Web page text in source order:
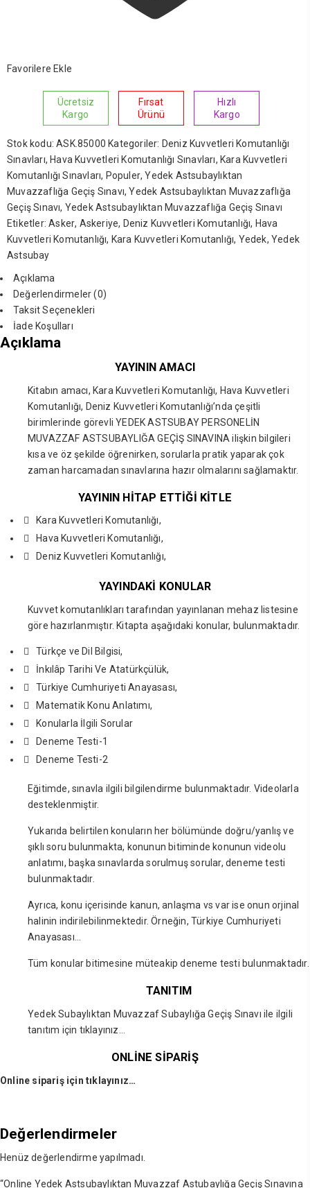
Favorilere Ekle
Ücretsiz
Kargo
Fırsat
Ürünü
Hızlı
Kargo
Stok kodu:ASK.85000 Kategoriler: Deniz Kuvvetleri Komutanlığı
Sınavları, Hava Kuvvetleri Komutanlığı Sınavları, Kara Kuvvetleri
Komutanlığı Sınavları, Populer,Yedek Astsubaylıktan
Muvazzaflığa Geçiş Sınavı,Yedek Astsubaylıktan Muvazzaflığa
Geçiş Sınavı, Yedek Astsubaylıktan Muvazzaflığa Geçiş Sınavı
Etiketler:Asker, Askeriye, Deniz Kuvvetleri Komutanlığı, Hava
Kuvvetleri Komutanlığı, Kara Kuvvetleri Komutanlığı, Yedek,Yedek
Astsubay
Açıklama
Değerlendirmeler (0)
Taksit Seçenekleri
İade Koşulları
Açıklama
YAYININ AMACI
Kitabın amacı, Kara Kuvvetleri Komutanlığı, Hava Kuvvetleri
Komutanlığı, Deniz Kuvvetleri Komutanlığı’nda çeşitli
birimlerinde görevli YEDEK ASTSUBAY PERSONELİN
MUVAZZAF ASTSUBAYLIĞA GEÇİŞ SINAVINA ilişkin bilgileri
kısa ve öz şekilde öğrenirken, sorularla pratik yaparak çok
zaman harcamadan sınavlarına hazır olmalarını sağlamaktır.
YAYININ HİTAP ETTİĞİ KİTLE
Kara Kuvvetleri Komutanlığı,
Hava Kuvvetleri Komutanlığı,
Deniz Kuvvetleri Komutanlığı,
YAYINDAKİ KONULAR
Kuvvet komutanlıkları tarafından yayınlanan mehaz listesine
göre hazırlanmıştır. Kitapta aşağıdaki konular, bulunmaktadır.
Türkçe ve Dil Bilgisi,
İnkılâp Tarihi Ve Atatürkçülük,
Türkiye Cumhuriyeti Anayasası,
Matematik Konu Anlatımı,
Konularla İlgili Sorular
Deneme Testi-1
Deneme Testi-2
Eğitimde, sınavla ilgili bilgilendirme bulunmaktadır. Videolarla
desteklenmiştir.
Yukarıda belirtilen konuların her bölümünde doğru/yanlış ve
şıklı soru bulunmakta, konunun bitiminde konunun videolu
anlatımı, başka sınavlarda sorulmuş sorular, deneme testi
bulunmaktadır.
Ayrıca, konu içerisinde kanun, anlaşma vs var ise onun orjinal
halinin indirilebilinmektedir. Örneğin, Türkiye Cumhuriyeti
Anayasası…
Tüm konular bitimesine müteakip deneme testi bulunmaktadır.
TANITIM
Yedek Subaylıktan Muvazzaf Subaylığa Geçiş Sınavı ile ilgili
tanıtım için tıklayınız…
ONLİNE SİPARİŞ
Online sipariş için tıklayınız…
Değerlendirmeler
Henüz değerlendirme yapılmadı.
“Online Yedek Astsubaylıktan Muvazzaf Astubaylığa Geçiş Sınavına